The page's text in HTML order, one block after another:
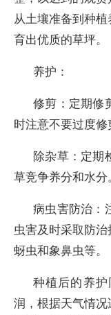
从土壤准备到种
育出优质的草坪。
养护：
修剪：定期修
时注意不要过度修
除杂草：定期
草竞争养分和水分。
病虫害防治：
虫害及时采取防治
蚜虫和象鼻虫等。
种植后的养
润，根据天气情况